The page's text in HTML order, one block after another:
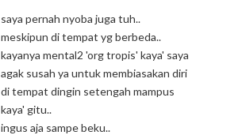
saya pernah nyoba juga tuh..
meskipun di tempat yg berbeda..
kayanya mental2 'org tropis' kaya' saya
agak susah ya untuk membiasakan diri
di tempat dingin setengah mampus
kaya' gitu..
ingus aja sampe beku..